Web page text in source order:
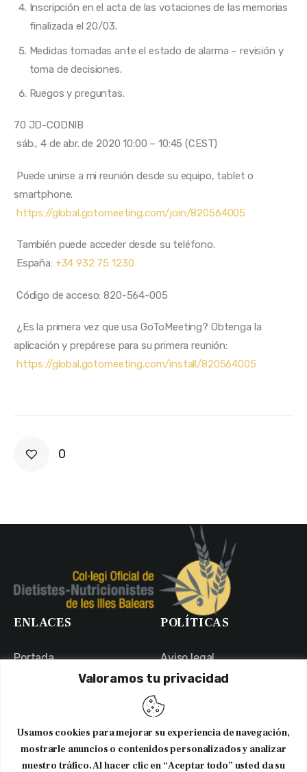
Valoramos tu privacidad
Usamos cookies para mejorar su experiencia de navegación,
mostrarle anuncios o contenidos personalizados y analizar
nuestro tráfico. Al hacer clic en “Aceptar todo” usted da su
Inscripción en el acta de las votaciones de las memorias
finalizada el 20/03.
Medidas tomadas ante el estado de alarma – revisión y
toma de decisiones.
Ruegos y preguntas.
70 JD-CODNIB
sáb., 4 de abr. de 2020 10:00 – 10:45 (CEST)
smartphone.
https://global.gotomeeting.com/join/820564005
También puede acceder desde su teléfono.
España: +34 932 75 1230
Código de acceso: 820-564-005
aplicación y prepárese para su primera reunión:
https://global.gotomeeting.com/install/820564005
0
ENLACES
Portada
Portal de Transparencia
Usuarios
POLÍTICAS
Aviso legal
Política de Privacidad
Política de Cookies
Canal Ético
NEWSLETTER